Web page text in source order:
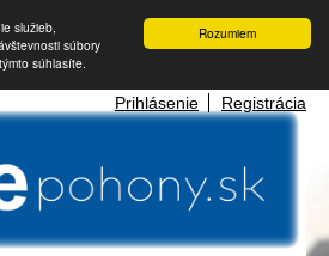
Rozumiem
služieb,
súbory
súhlasíte.
Prihlásenie Registrácia